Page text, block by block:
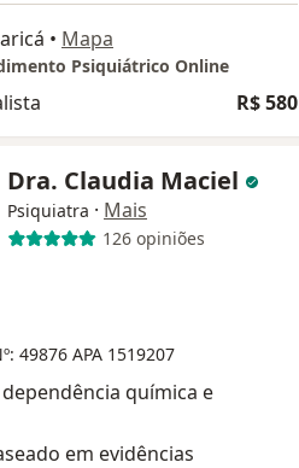
• Mapa
Psiquiátrico Online
R$ 580
Dra. Claudia Maciel
Psiquiatra · Mais
126 opiniões
49876 APA 1519207
química e
em evidências